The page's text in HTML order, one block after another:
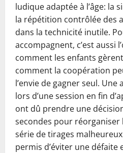
ludique adaptée à l’âge: la
la répétition contrôlée des
dans la technicité inutile.
accompagnent, c’est aussi
comment les enfants
comment la coopération
l’envie de gagner seul.
lors d’une session en fin
ont dû prendre une
secondes pour réorganiser
série de tirages
permis d’éviter une défaite